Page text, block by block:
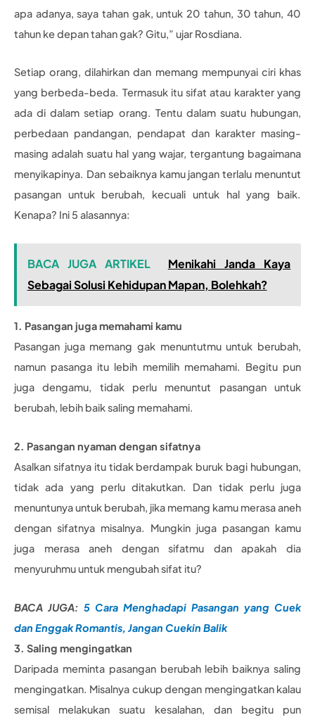
apa adanya, saya tahan gak, untuk 20 tahun, 30 tahun, 40
tahun ke depan tahan gak? Gitu,” ujar Rosdiana.
Setiap orang, dilahirkan dan memang mempunyai ciri khas
yang berbeda-beda. Termasuk itu sifat atau karakter yang
ada di dalam setiap orang. Tentu dalam suatu hubungan,
perbedaan pandangan, pendapat dan karakter masing-
masing adalah suatu hal yang wajar, tergantung bagaimana
menyikapinya. Dan sebaiknya kamu jangan terlalu menuntut
pasangan untuk berubah, kecuali untuk hal yang baik.
Kenapa? Ini 5 alasannya:
BACA JUGA ARTIKEL
Menikahi Janda Kaya
Sebagai Solusi Kehidupan Mapan, Bolehkah?
1. Pasangan juga memahami kamu
Pasangan juga memang gak menuntutmu untuk berubah,
namun pasanga itu lebih memilih memahami. Begitu pun
juga dengamu, tidak perlu menuntut pasangan untuk
berubah, lebih baik saling memahami.
2. Pasangan nyaman dengan sifatnya
Asalkan sifatnya itu tidak berdampak buruk bagi hubungan,
tidak ada yang perlu ditakutkan. Dan tidak perlu juga
menuntunya untuk berubah, jika memang kamu merasa aneh
dengan sifatnya misalnya. Mungkin juga pasangan kamu
juga merasa aneh dengan sifatmu dan apakah dia
menyuruhmu untuk mengubah sifat itu?
BACA JUGA: 5 Cara Menghadapi Pasangan yang Cuek
dan Enggak Romantis, Jangan Cuekin Balik
3. Saling mengingatkan
Daripada meminta pasangan berubah lebih baiknya saling
mengingatkan. Misalnya cukup dengan mengingatkan kalau
semisal melakukan suatu kesalahan, dan begitu pun